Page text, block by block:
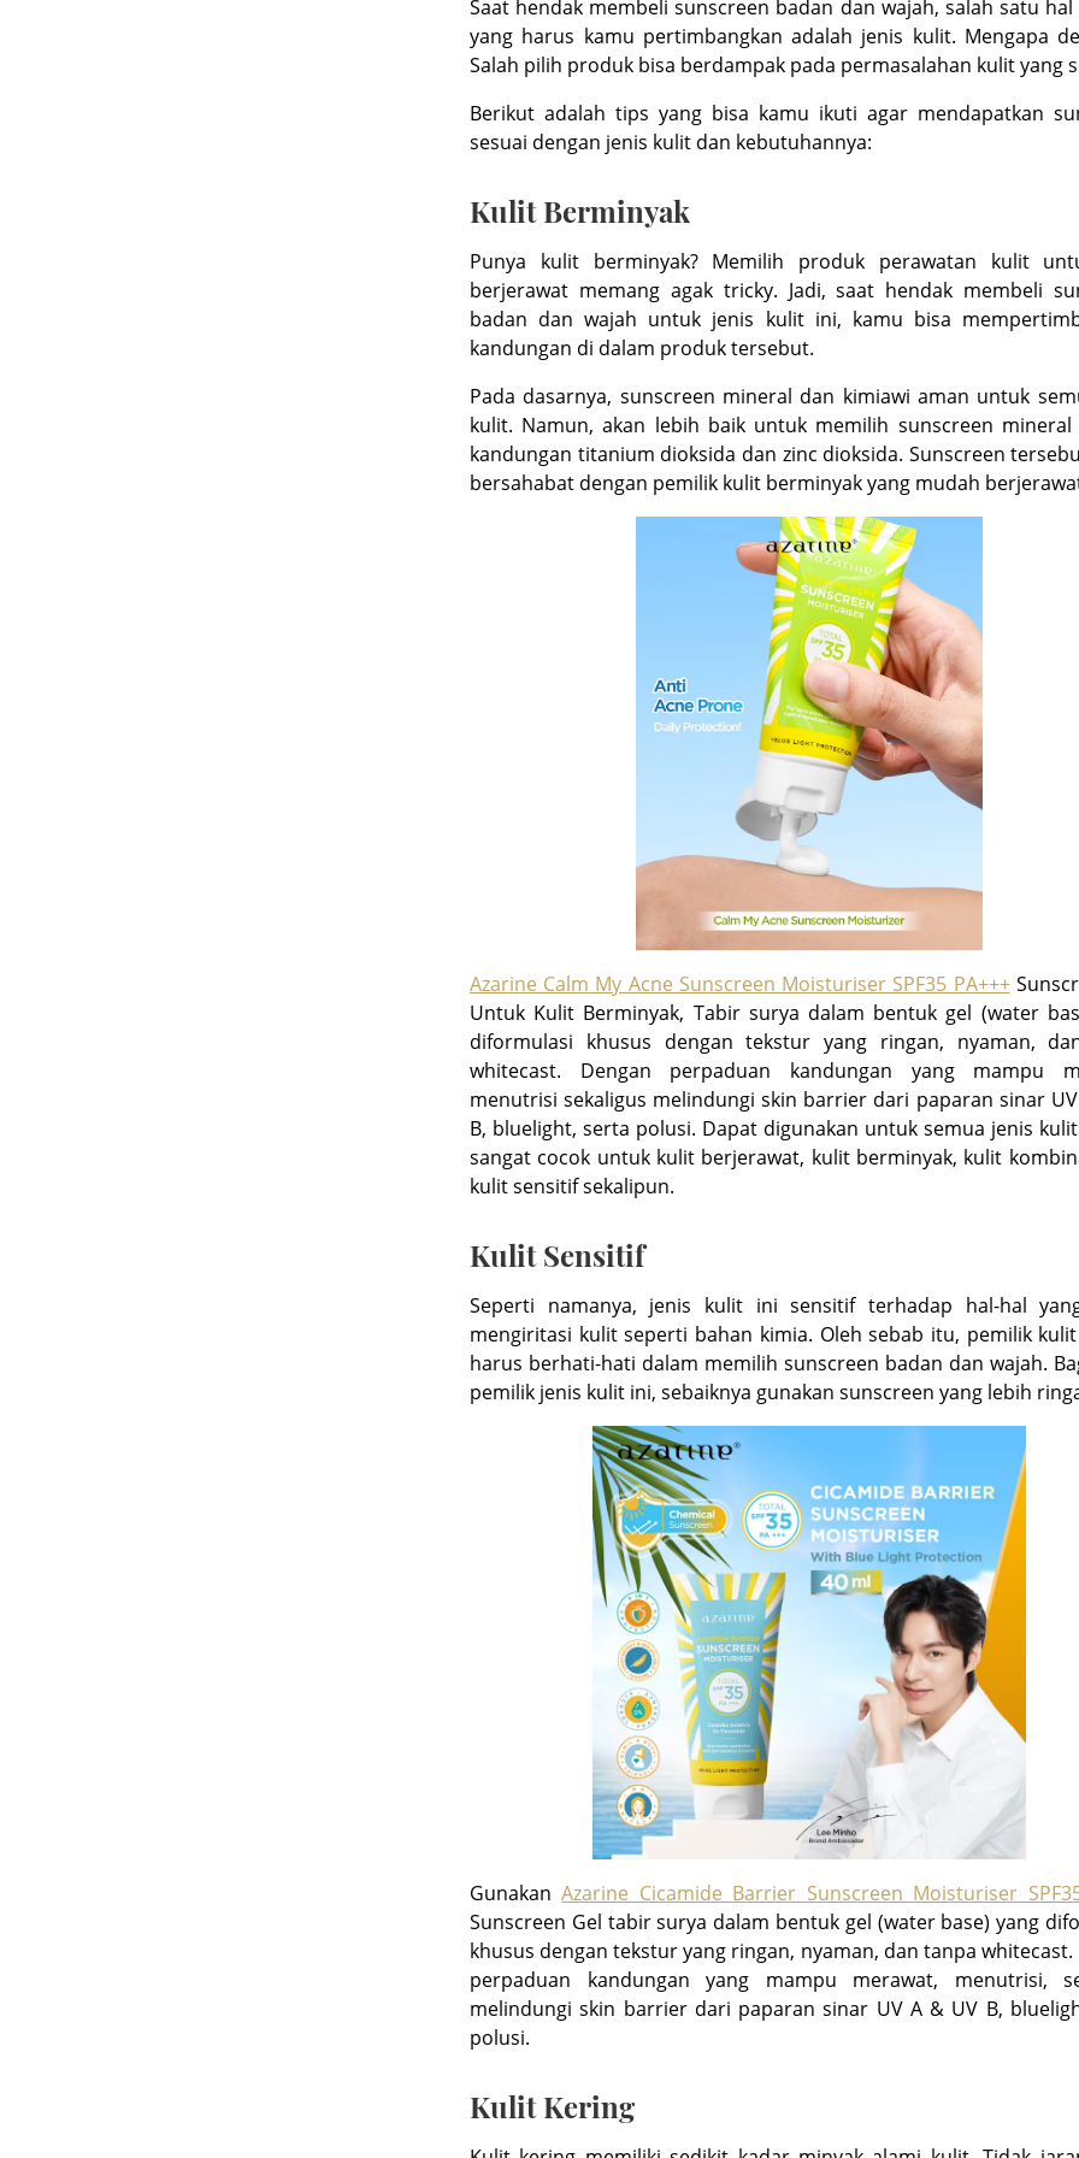
Saat hendak membeli sunscreen badan dan wajah, salah satu
yang harus kamu pertimbangkan adalah jenis kulit. Mengapa
Salah pilih produk bisa berdampak pada permasalahan kulit yang
Berikut adalah tips yang bisa kamu ikuti agar mendapatkan
sesuai dengan jenis kulit dan kebutuhannya:
Kulit Berminyak
Punya kulit berminyak? Memilih produk perawatan kulit
berjerawat memang agak tricky. Jadi, saat hendak membeli
badan dan wajah untuk jenis kulit ini, kamu bisa
kandungan di dalam produk tersebut.
Pada dasarnya, sunscreen mineral dan kimiawi aman untuk
kulit. Namun, akan lebih baik untuk memilih sunscreen mineral
kandungan titanium dioksida dan zinc dioksida. Sunscreen
bersahabat dengan pemilik kulit berminyak yang mudah
Azarine Calm My Acne Sunscreen Moisturiser SPF35 PA+++
Untuk Kulit Berminyak, Tabir surya dalam bentuk gel (water
diformulasi khusus dengan tekstur yang ringan, nyaman,
whitecast. Dengan perpaduan kandungan yang mampu
menutrisi sekaligus melindungi skin barrier dari paparan sinar
B, bluelight, serta polusi. Dapat digunakan untuk semua jenis
sangat cocok untuk kulit berjerawat, kulit berminyak, kulit
kulit sensitif sekalipun.
Kulit Sensitif
Seperti namanya, jenis kulit ini sensitif terhadap hal-hal
mengiritasi kulit seperti bahan kimia. Oleh sebab itu, pemilik
harus berhati-hati dalam memilih sunscreen badan dan wajah.
pemilik jenis kulit ini, sebaiknya gunakan sunscreen yang lebih
GunakanAzarine Cicamide Barrier Sunscreen Moisturiser
Sunscreen Gel tabir surya dalam bentuk gel (water base) yang
khusus dengan tekstur yang ringan, nyaman, dan tanpa whitecast.
perpaduan kandungan yang mampu merawat, menutrisi,
melindungi skin barrier dari paparan sinar UV A & UV B,
polusi.
Kulit Kering